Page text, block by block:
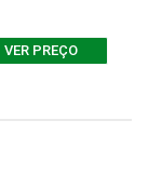
VER PREÇO